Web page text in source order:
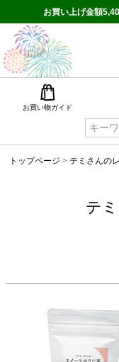
お買い上げ金額
お買い物ガイド
トップページ テミさんの
テ